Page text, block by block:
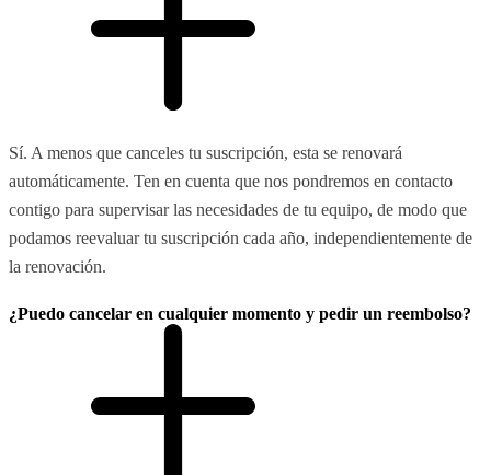
Sí. A menos que canceles tu suscripción, esta se renovará
automáticamente. Ten en cuenta que nos pondremos en contacto
contigo para supervisar las necesidades de tu equipo, de modo que
podamos reevaluar tu suscripción cada año, independientemente de
la renovación.
¿Puedo cancelar en cualquier momento y pedir un reembolso?